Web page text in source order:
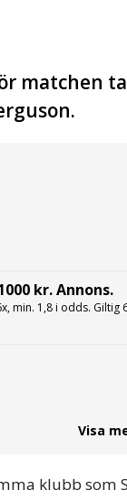
matchen
kr. Annons.
min. 1,8 i odds. Giltig
Visa
klubb som